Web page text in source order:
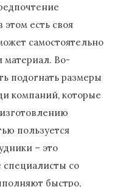
есть своя
самостоятельно
материал. Во-
подогнать размеры
компаний, которые
пользуется
– это
со
быстро,